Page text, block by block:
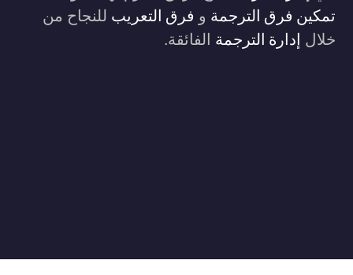
تمكين فرق الترجمة و فرق التعريب للنجاح من
خلال إدارة الترجمة الفائقة.